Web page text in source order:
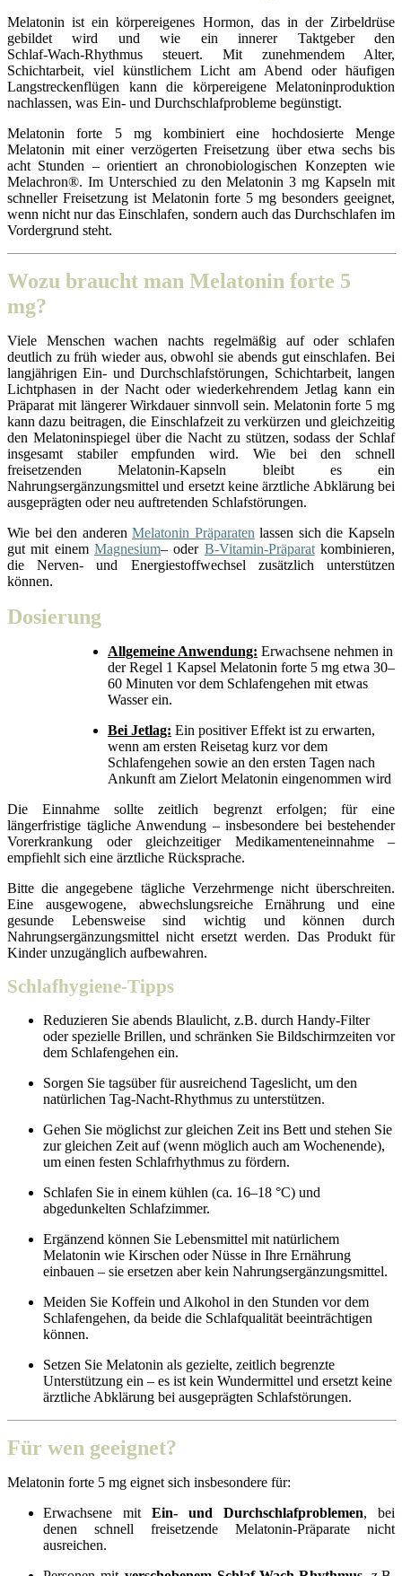
Melatonin ist ein körpereigenes Hormon, das in der Zirbeldrüse
gebildet wird und wie ein innerer Taktgeber den
Schlaf‑Wach‑Rhythmus steuert. Mit zunehmendem Alter,
Schichtarbeit, viel künstlichem Licht am Abend oder häufigen
Langstreckenflügen kann die körpereigene Melatoninproduktion
nachlassen, was Ein‑ und Durchschlafprobleme begünstigt.
Melatonin forte 5 mg kombiniert eine hochdosierte Menge
Melatonin mit einer verzögerten Freisetzung über etwa sechs bis
acht Stunden – orientiert an chronobiologischen Konzepten wie
Melachron®. Im Unterschied zu den Melatonin 3 mg Kapseln mit
schneller Freisetzung ist Melatonin forte 5 mg besonders geeignet,
wenn nicht nur das Einschlafen, sondern auch das Durchschlafen im
Vordergrund steht.
Wozu braucht man Melatonin forte 5
mg?
Viele Menschen wachen nachts regelmäßig auf oder schlafen
deutlich zu früh wieder aus, obwohl sie abends gut einschlafen. Bei
langjährigen Ein‑ und Durchschlafstörungen, Schichtarbeit, langen
Lichtphasen in der Nacht oder wiederkehrendem Jetlag kann ein
Präparat mit längerer Wirkdauer sinnvoll sein. Melatonin forte 5 mg
kann dazu beitragen, die Einschlafzeit zu verkürzen und gleichzeitig
den Melatoninspiegel über die Nacht zu stützen, sodass der Schlaf
insgesamt stabiler empfunden wird. Wie bei den schnell
freisetzenden Melatonin‑Kapseln bleibt es ein
Nahrungsergänzungsmittel und ersetzt keine ärztliche Abklärung bei
ausgeprägten oder neu auftretenden Schlafstörungen.
Wie bei den anderenMelatonin Präparaten lassen sich die Kapseln
gut mit einem Magnesium– oder B‑Vitamin‑Präparatkombinieren,
die Nerven‑ und Energiestoffwechsel zusätzlich unterstützen
können.
Dosierung
Allgemeine Anwendung: Erwachsene nehmen in
der Regel 1 Kapsel Melatonin forte 5 mg etwa 30–
60 Minuten vor dem Schlafengehen mit etwas
Wasser ein.
Bei Jetlag: Ein positiver Effekt ist zu erwarten,
wenn am ersten Reisetag kurz vor dem
Schlafengehen sowie an den ersten Tagen nach
Ankunft am Zielort Melatonin eingenommen wird
Die Einnahme sollte zeitlich begrenzt erfolgen; für eine
längerfristige tägliche Anwendung – insbesondere bei bestehender
Vorerkrankung oder gleichzeitiger Medikamenteneinnahme –
empfiehlt sich eine ärztliche Rücksprache.
Bitte die angegebene tägliche Verzehrmenge nicht überschreiten.
Eine ausgewogene, abwechslungsreiche Ernährung und eine
gesunde Lebensweise sind wichtig und können durch
Nahrungsergänzungsmittel nicht ersetzt werden. Das Produkt für
Kinder unzugänglich aufbewahren.
Schlafhygiene-Tipps
Reduzieren Sie abends Blaulicht, z.B. durch Handy-Filter
oder spezielle Brillen, und schränken Sie Bildschirmzeiten vor
dem Schlafengehen ein.
Sorgen Sie tagsüber für ausreichend Tageslicht, um den
natürlichen Tag-Nacht-Rhythmus zu unterstützen.​
Gehen Sie möglichst zur gleichen Zeit ins Bett und stehen Sie
zur gleichen Zeit auf (wenn möglich auch am Wochenende),
um einen festen Schlafrhythmus zu fördern.
Schlafen Sie in einem kühlen (ca. 16–18 °C) und
abgedunkelten Schlafzimmer.
Ergänzend können Sie Lebensmittel mit natürlichem
Melatonin wie Kirschen oder Nüsse in Ihre Ernährung
einbauen – sie ersetzen aber kein Nahrungsergänzungsmittel.​
Meiden Sie Koffein und Alkohol in den Stunden vor dem
Schlafengehen, da beide die Schlafqualität beeinträchtigen
können.
Setzen Sie Melatonin als gezielte, zeitlich begrenzte
Unterstützung ein – es ist kein Wundermittel und ersetzt keine
ärztliche Abklärung bei ausgeprägten Schlafstörungen.
Für wen geeignet?
Melatonin forte 5 mg eignet sich insbesondere für:
Erwachsene mit Ein‑ und Durchschlafproblemen, bei
denen schnell freisetzende Melatonin‑Präparate nicht
ausreichen.